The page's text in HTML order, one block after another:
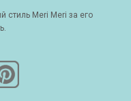
стиль Meri Meri за его